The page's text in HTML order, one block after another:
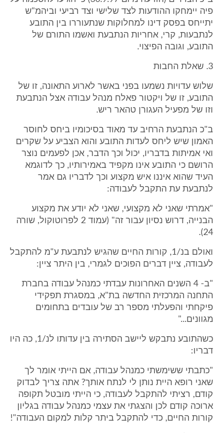
פיה יימחקו ההודעות לצד שלישי וצד רביעי וביהמ"ש
יתייחס בפסק דינו למחלוקות שנתעוררו בין התובע
לנתבעות, קרי, אחריות הנתבעת ואשמו התורם של
התובע, וגובה הפיצוי.
3. שאלת החבות
שלוש עדויות נשמעו בפני באשר לארוע התאונה, זו של
התובע, זו של ויקטור פאלח מנהל עבודה אצל הנתבעת
וזו של מפעיל העגורן טהאר ריש.
ב"כ הנתבעת הרחיב עד מאוד בסיכומיו ביחס לחוסר
האמון שיש ליחס לעדות התובע והוא הצביע על שקרים
ואי אמיתות בדבריו, יכול וכך הדבר, אכן לפעמים נוצר
הרושם כי התובע אינו מקפיד באמירותיו, כך לדוגמא
העיד שהוא איננו איש מקצוע וכך לדבריו גם אמר
לנתבעת עת התקבל לעבודה:
"אמרתי שאני לא מקצועי, שאני לא יודע את מקצוע
הבנייה, דרוש נסיון עבור זה" (עמוד 2 לפרוטוקול, שורה
24).
ואולם בנ/1, קורות החיים שהגיש לנתבעת ע"מ להתקבל
לעבודה, ציין דברים הפוכים לגמרי, בין היתר ציין:
"ב- 4 השנים האחרונות עבדתי כמנהל עבודה בחברת
התחנה המרכזית החדשה בת"א, במסגרת תפקידי
פיקחתי והפעלתי מספר רב של עובדים בתחומים
מגוונים..."
כשהתובע נתבקש ליישב הסתירה בין עדותו לנ/1, כה היו
דבריו:
"כתבתי ששימשתי כמנהל עבודה, אם הייתי אומר לך
שאני רופא היית נותן לי לנתח אותך? אתה צריך לבדוק
קודם, רציתי להתקבל לעבודה, כי הייתי מובטל תקופה
ארוכה קודם לכן והצגתי את עצמי כמנהל עבודה בגליון
קורות החיים, כדי להתקבל ביתר קלות למקום העבודה"!